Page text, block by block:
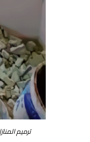
ترميم